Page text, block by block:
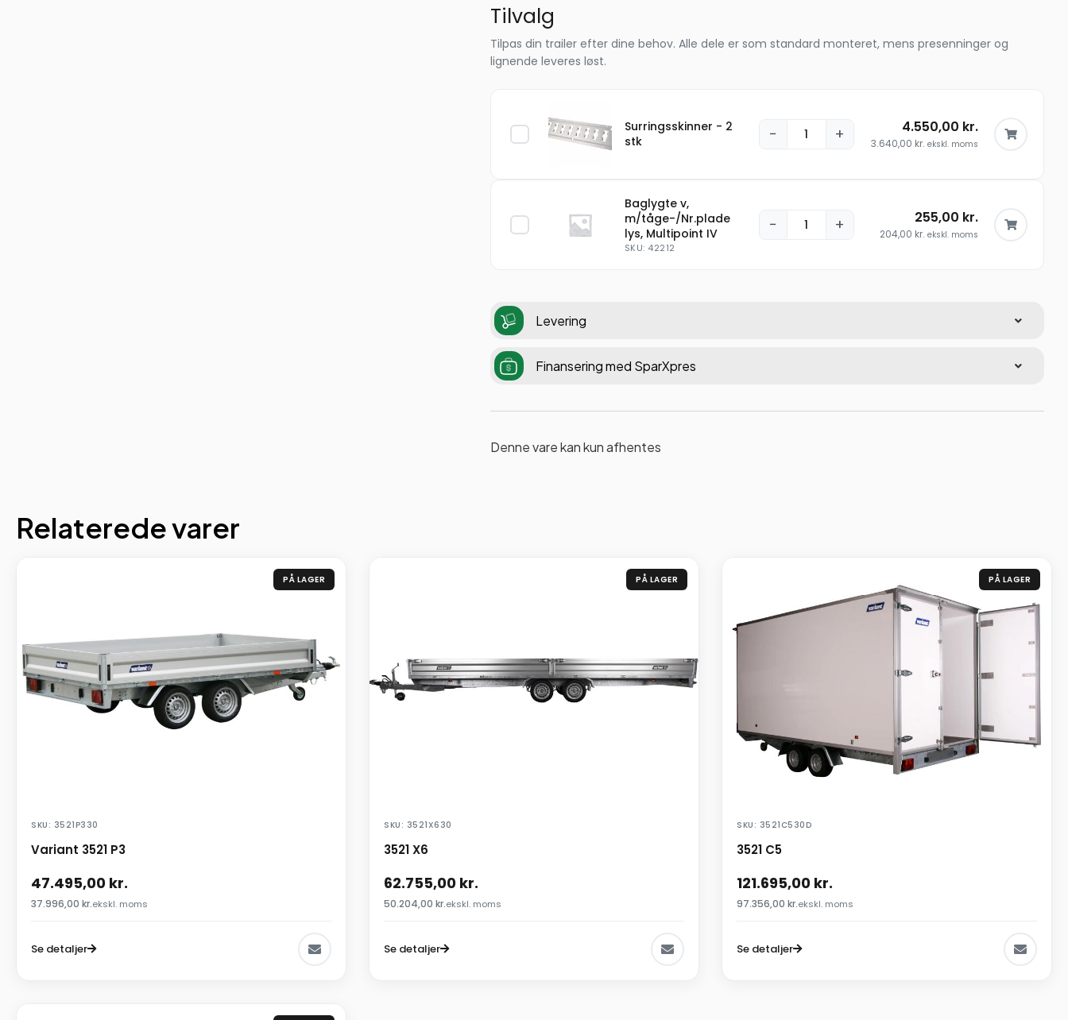
Tilvalg
Tilpas din trailer efter dine behov. Alle dele er som standard monteret, mens presenninger og
lignende leveres løst.
Surringsskinner - 2
stk
− + 4.550,00 kr.
3.640,00 kr. ekskl. moms
Baglygte v,
m/tåge-/Nr.plade
lys, Multipoint IV
SKU: 42212
− + 255,00 kr.
204,00 kr. ekskl. moms
Levering
Finansering med SparXpres
Denne vare kan kun afhentes
Relaterede varer
PÅ LAGER
SKU: 3521P330
Variant 3521 P3
47.495,00 kr.
37.996,00 kr.ekskl. moms
Se detaljer
PÅ LAGER
SKU: 3521X630
3521 X6
62.755,00 kr.
50.204,00 kr.ekskl. moms
Se detaljer
PÅ LAGER
SKU: 3521C530D
3521 C5
121.695,00 kr.
97.356,00 kr.ekskl. moms
Se detaljer